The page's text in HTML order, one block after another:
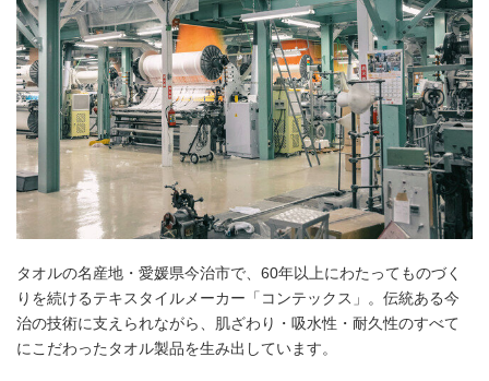
タオルの名産地・愛媛県今治市で、60年以上にわたってものづく
りを続けるテキスタイルメーカー「コンテックス」。伝統ある今
治の技術に支えられながら、肌ざわり・吸水性・耐久性のすべて
にこだわったタオル製品を生み出しています。